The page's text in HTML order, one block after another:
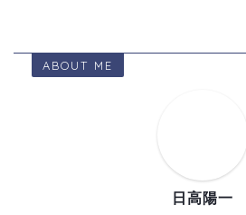
ABOUT ME
日高陽一